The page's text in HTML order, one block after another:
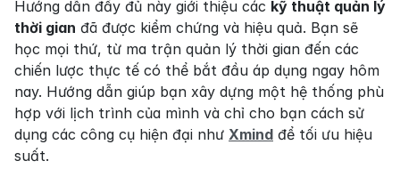
Hướng dẫn đầy đủ này giới thiệu các kỹ thuật quản lý
thời gian đã được kiểm chứng và hiệu quả. Bạn sẽ
học mọi thứ, từ ma trận quản lý thời gian đến các
chiến lược thực tế có thể bắt đầu áp dụng ngay hôm
nay. Hướng dẫn giúp bạn xây dựng một hệ thống phù
hợp với lịch trình của mình và chỉ cho bạn cách sử
dụng các công cụ hiện đại như Xmind để tối ưu hiệu
suất.